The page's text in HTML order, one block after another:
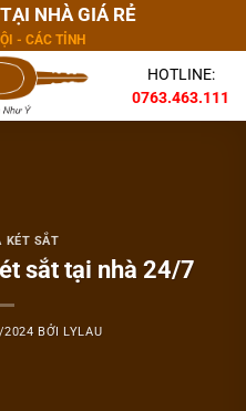
NHÀ GIÁ RẺ
- CÁC TỈNH
HOTLINE:
0763.463.111
KÉT SẮT
sắt tại nhà 24/7
2024 BỞI LYLAU